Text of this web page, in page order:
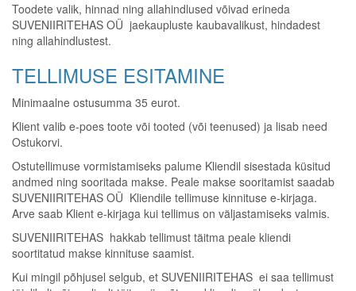
Toodete valik, hinnad ning allahindlused võivad erineda
SUVENIIRITEHAS OÜ jaekaupluste kaubavalikust, hindadest
ning allahindlustest.
TELLIMUSE ESITAMINE
Minimaalne ostusumma 35 eurot.
Klient valib e-poes toote või tooted (või teenused) ja lisab need
Ostukorvi.
Ostutellimuse vormistamiseks palume Kliendil sisestada küsitud
andmed ning sooritada makse. Peale makse sooritamist saadab
SUVENIIRITEHAS OÜ Kliendile tellimuse kinnituse e-kirjaga.
Arve saab Klient e-kirjaga kui tellimus on väljastamiseks valmis.
SUVENIIRITEHAS hakkab tellimust täitma peale kliendi
soortitatud makse kinnituse saamist.
Kui mingil põhjusel selgub, et SUVENIIRITEHAS ei saa tellimust